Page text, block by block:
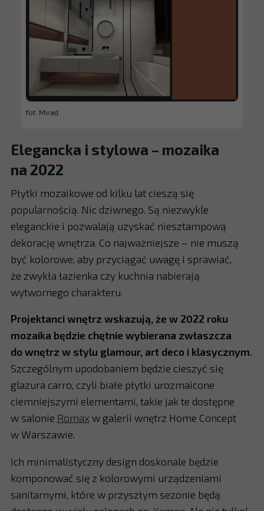
fot. Mirad
Elegancka i stylowa – mozaika
na 2022
Płytki mozaikowe od kilku lat cieszą się
popularnością. Nic dziwnego. Są niezwykle
eleganckie i pozwalają uzyskać niesztampową
dekorację wnętrza. Co najważniejsze – nie muszą
być kolorowe, aby przyciągać uwagę i sprawiać,
że zwykła łazienka czy kuchnia nabierają
wytwornego charakteru.
Projektanci wnętrz wskazują, że w 2022 roku
mozaika będzie chętnie wybierana zwłaszcza
do wnętrz w stylu glamour, art deco i klasycznym.
Szczególnym upodobaniem będzie cieszyć się
glazura carro, czyli białe płytki urozmaicone
ciemniejszymi elementami, takie jak te dostępne
w salonie Romax w galerii wnętrz Home Concept
w Warszawie.
Ich minimalistyczny design doskonale będzie
komponować się z kolorowymi urządzeniami
sanitarnymi, które w przyszłym sezonie będą